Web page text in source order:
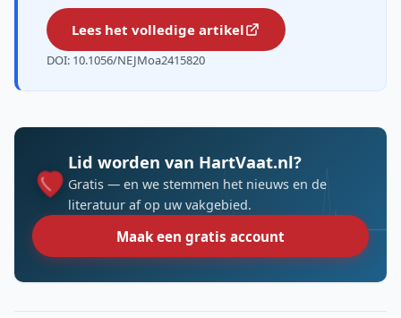
Lees het volledige artikel
DOI: 10.1056/NEJMoa2415820
Lid worden van HartVaat.nl?
Gratis — en we stemmen het nieuws en de
literatuur af op uw vakgebied.
Maak een gratis account